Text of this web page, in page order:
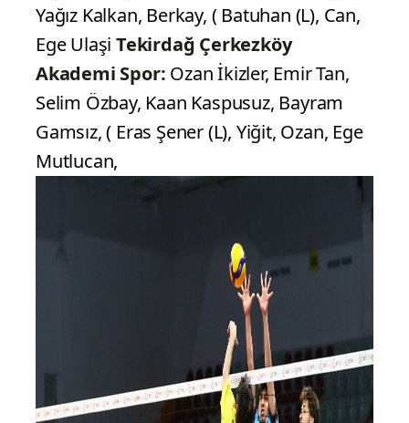
Yağız Kalkan, Berkay, ( Batuhan (L), Can,
Ege UlaşiTekirdağ Çerkezköy
Akademi Spor: Ozan İkizler, Emir Tan,
Selim Özbay, Kaan Kaspusuz, Bayram
Gamsız, ( Eras Şener (L), Yiğit, Ozan, Ege
Mutlucan,